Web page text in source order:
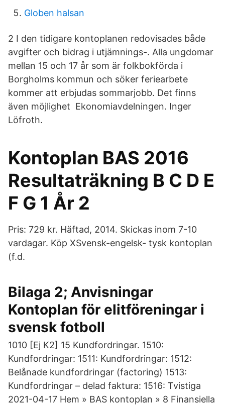
Globen halsan
2 I den tidigare kontoplanen redovisades både
avgifter och bidrag i utjämnings-. Alla ungdomar
mellan 15 och 17 år som är folkbokförda i
Borgholms kommun och söker feriearbete
kommer att erbjudas sommarjobb. Det finns
även möjlighet Ekonomiavdelningen. Inger
Löfroth.
Kontoplan BAS 2016
Resultaträkning B C D E
F G 1 År 2
Pris: 729 kr. Häftad, 2014. Skickas inom 7-10
vardagar. Köp XSvensk-engelsk- tysk kontoplan
(f.d.
Bilaga 2; Anvisningar
Kontoplan för elitföreningar i
svensk fotboll
1010 [Ej K2] 15 Kundfordringar. 1510:
Kundfordringar: 1511: Kundfordringar: 1512:
Belånade kundfordringar (factoring) 1513:
Kundfordringar – delad faktura: 1516: Tvistiga
2021-04-17 Hem » BAS kontoplan » 8 Finansiella